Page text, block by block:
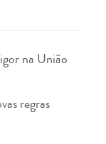
na União
regras